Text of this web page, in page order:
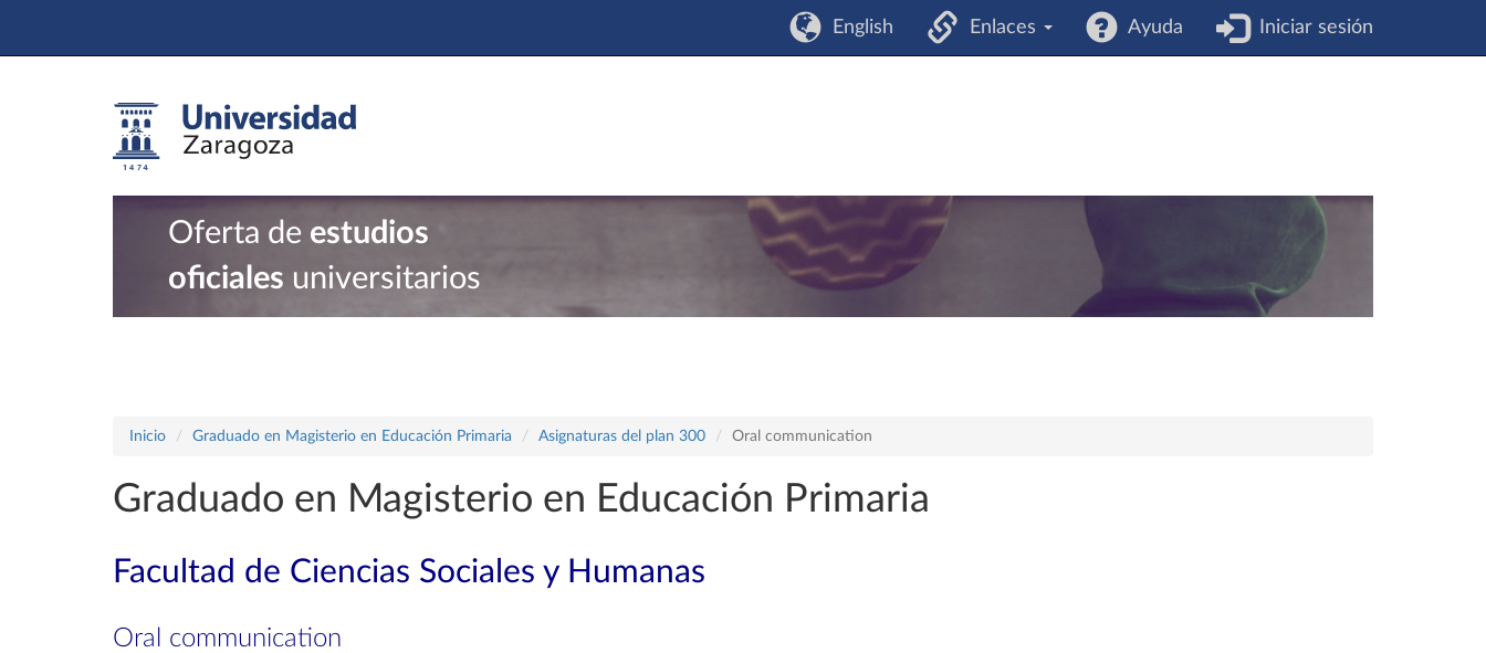
English Enlaces Ayuda Iniciar sesión
Oferta de estudios
oficiales universitarios
Inicio Graduado en Magisterio en Educación Primaria Asignaturas del plan 300 Oral communication
Graduado en Magisterio en Educación Primaria
Facultad de Ciencias Sociales y Humanas
Oral communication